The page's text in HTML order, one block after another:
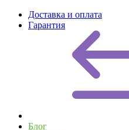
Доставка и оплата
Гарантия
Блог